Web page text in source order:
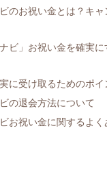
のお祝い金とは？キャ
ナビ」お祝い金を確実
に受け取るためのポイ
の退会方法について
お祝い金に関するよく